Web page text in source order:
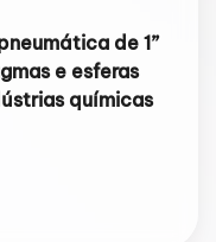
de 1”
e esferas
químicas